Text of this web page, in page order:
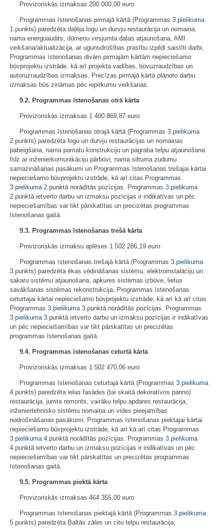
Provizoriskās izmaksas 200 000,00 euro
Programmas īstenošanas pirmajā kārtā (Programmas 3.pielikuma
1.punkts) paredzēta daļēja logu un durvju restaurācija un nomaiņa,
nama energoaudits, dūmeņu virsjumta daļas atjaunošana, AMI
veikšana/aktualizācija, ar ugunsdrošības prasību izpildi saistīti darbi,
Programmas īstenošanas divām pirmajām kārtām nepieciešamo
būvprojektu izstrāde, kā arī projekta vadības, būvuzraudzības un
autoruzraudzības izmaksas. Precīzas pirmajā kārtā plānoto darbu
izmaksas būs zināmas pēc iepirkumu veikšanas.
9.2. Programmas īstenošanas otrā kārta
Provizoriskās izmaksas 1 400 869,87 euro
Programmas īstenošanas otrajā kārtā (Programmas 3.pielikuma
2.punkts) paredzēta logu un durvju restaurācijas un nomaiņas
pabeigšana, nama pamatu konstrukciju un pagraba telpu atjaunošana
līdz ar inženierkomunikāciju pārbūvi, nama siltuma zudumu
samazināšanas pasākumi un Programmas īstenošanas trešajai kārtai
nepieciešamo būvprojektu izstrāde, kā arī citas Programmas
3.pielikuma2.punktā norādītās pozīcijas. Programmas 3.pielikuma
2.punktā ietverto darbu un izmaksu pozīcijas ir indikatīvas un pēc
nepieciešamības var tikt pārskatītas un precizētas programmas
īstenošanas gaitā.
9.3. Programmas īstenošanas trešā kārta
Provizoriskās izmaksu aplēses 1 502 286,19 euro
Programmas īstenošanas trešajā kārtā (Programmas 3.pielikuma
3.punkts) paredzēta ēkas vēdināšanas sistēmu, elektroinstalāciju un
sakaru sistēmu atjaunošana, apkures sistēmas izbūve, lietus
savākšanas sistēmas rekonstrukcija, Programmas īstenošanas
ceturtajai kārtai nepieciešamo būvprojektu izstrāde, kā arī kā arī citas
Programmas 3.pielikuma3.punktā norādītās pozīcijas. Programmas
3.pielikuma3.punktā ietverto darbu un izmaksu pozīcijas ir indikatīvas
un pēc nepieciešamības var tikt pārskatītas un precizētas
programmas īstenošanas gaitā.
9.4. Programmas īstenošanas ceturtā kārta
Provizoriskās izmaksas 1 502 470,06 euro
Programmas īstenošanas ceturtajā kārtā (Programmas 3.pielikuma
4.punkts) paredzēta ielas fasādes (tai skaitā dekoratīvos panno)
restaurācija, jumta remonts, vairāku telpu apdares restaurācija,
inženiertehnisko sistēmu nomaiņa un vides pieejamības
nodrošināšanas pasākumi, Programmas īstenošanas piektajai kārtai
nepieciešamo būvprojektu izstrāde, kā arī kā arī citas Programmas
3.pielikuma4.punktā norādītās pozīcijas. Programmas 3.pielikuma
4.punktā ietverto darbu un izmaksu pozīcijas ir indikatīvas un pēc
nepieciešamības var tikt pārskatītas un precizētas programmas
īstenošanas gaitā.
9.5. Programmas piektā kārta
Provizoriskās izmaksas 464 355,00 euro
Programmas īstenošanas piektajā kārtā (Programmas 3.pielikuma
5.punkts) paredzēta Baltās zāles un citu telpu restaurācija,